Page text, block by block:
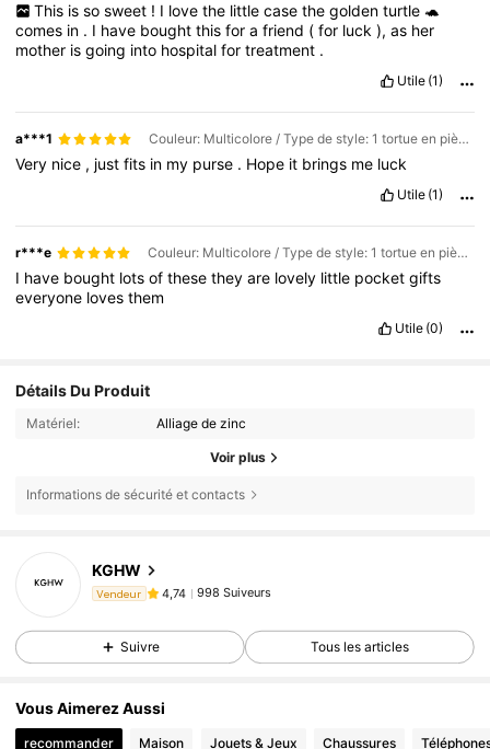
This is so sweet ! I love the little case the golden turtle 🐢
comes in . I have boughtthisforafriend (for luck),as her
mother isgoing into hospitalfortreatment .
Utile (1)
a***1 Couleur: Multicolore / Type de style: 1 tortue en pièce d'or / Taille: Taille Unique
Very nice , justfits in my purse . Hope it brings me luck
Utile (1)
r***e Couleur: Multicolore / Type de style: 1 tortue en pièce d'or / Taille: Taille Unique
I have bought lotsofthesetheyare lovely little pocketgifts
everyone lovesthem
Utile (0)
Détails Du Produit
Matériel: Alliage de zinc
Voir plus
Informations de sécurité et contacts
KGHW
Vendeur 4,74 998 Suiveurs
4,74 998 Suiveurs
4,74 998 Suiveurs
4,74
4,74 998 Suiveurs
Suivre Tous les articles
Vous Aimerez Aussi
recommander Maison Jouets & Jeux Chaussures